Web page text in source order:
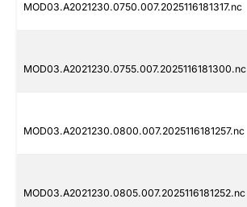
MOD03.A2021230.0750.007.2025116181317.nc
MOD03.A2021230.0755.007.2025116181300.nc
MOD03.A2021230.0800.007.2025116181257.nc
MOD03.A2021230.0805.007.2025116181252.nc